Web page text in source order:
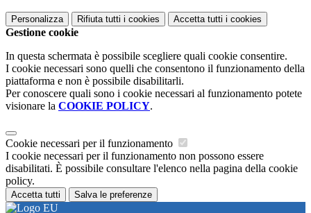
Personalizza Rifiuta tutti i cookies Accetta tutti i cookies
Gestione cookie
In questa schermata è possibile scegliere quali cookie consentire.
I cookie necessari sono quelli che consentono il funzionamento della
piattaforma e non è possibile disabilitarli.
Per conoscere quali sono i cookie necessari al funzionamento potete
visionare la COOKIE POLICY.
Cookie necessari per il funzionamento
I cookie necessari per il funzionamento non possono essere
disabilitati. È possibile consultare l'elenco nella pagina della cookie
policy.
Accetta tutti Salva le preferenze